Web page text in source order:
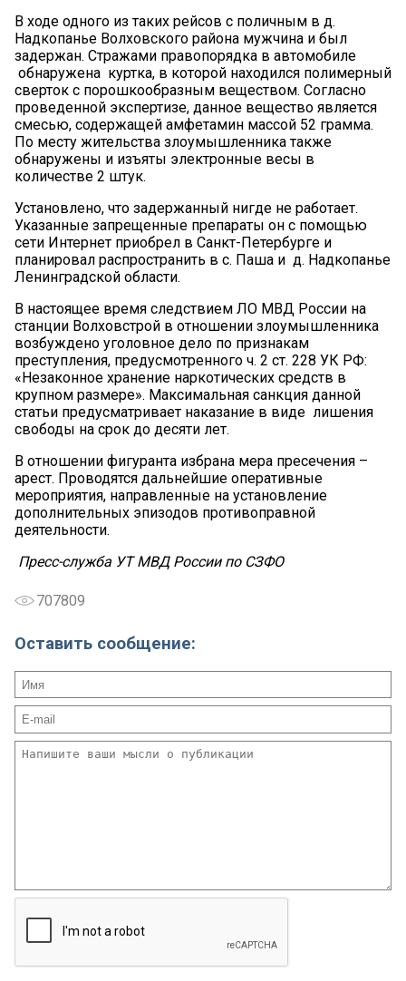
В ходе одного из таких рейсов с поличным в д.
Надкопанье Волховского района мужчина и был
задержан. Стражами правопорядка в автомобиле
обнаружена куртка, в которой находился полимерный
сверток с порошкообразным веществом. Согласно
проведенной экспертизе, данное вещество является
смесью, содержащей амфетамин массой 52 грамма.
По месту жительства злоумышленника также
обнаружены и изъяты электронные весы в
количестве 2 штук.
Установлено, что задержанный нигде не работает.
Указанные запрещенные препараты он с помощью
сети Интернет приобрел в Санкт-Петербурге и
планировал распространить в с. Паша и д. Надкопанье
Ленинградской области.
В настоящее время следствием ЛО МВД России на
станции Волховстрой в отношении злоумышленника
возбуждено уголовное дело по признакам
преступления, предусмотренного ч. 2 ст. 228 УК РФ:
«Незаконное хранение наркотических средств в
крупном размере». Максимальная санкция данной
статьи предусматривает наказание в виде лишения
свободы на срок до десяти лет.
В отношении фигуранта избрана мера пресечения –
арест. Проводятся дальнейшие оперативные
мероприятия, направленные на установление
дополнительных эпизодов противоправной
деятельности.
Пресс-служба УТ МВД России по СЗФО
707809
Оставить сообщение: